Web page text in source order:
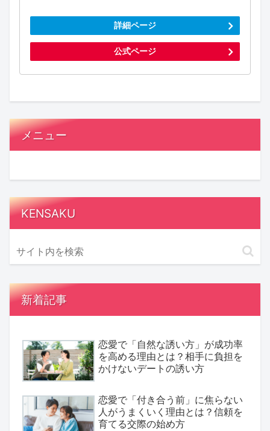
詳細ページ
公式ページ
メニュー
KENSAKU
新着記事
恋愛で「自然な誘い方」が成功率
を高める理由とは？相手に負担を
かけないデートの誘い方
恋愛で「付き合う前」に焦らない
人がうまくいく理由とは？信頼を
育てる交際の始め方